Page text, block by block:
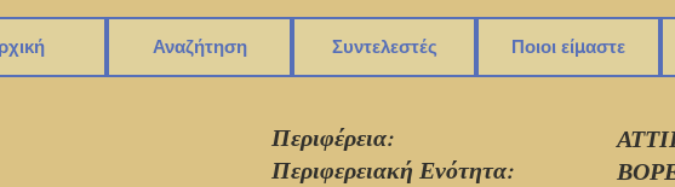
Αναζήτηση Συντελεστές Ποιοι είμαστε
Περιφέρεια:
Περιφερειακή Ενότητα: